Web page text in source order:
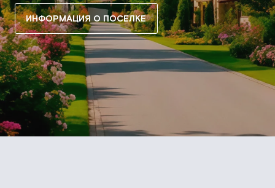
ИНФОРМАЦИЯ О ПОСЕЛКЕ